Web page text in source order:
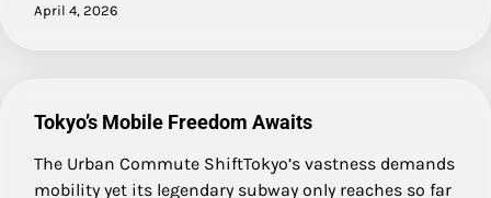
April 4, 2026
Tokyo’s Mobile Freedom Awaits
The Urban Commute ShiftTokyo’s vastness demands
mobility yet its legendary subway only reaches so far